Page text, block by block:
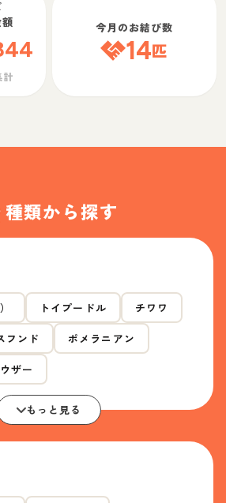
計
今月のお結び数
14匹
種類から探す
トイプードル チワワ
フンド ポメラニアン
ザー
もっと見る